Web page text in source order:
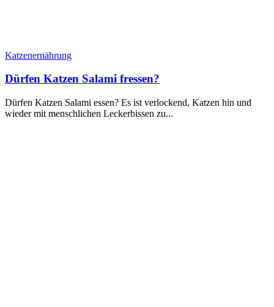
Katzenernährung
Dürfen Katzen Salami fressen?
Dürfen Katzen Salami essen? Es ist verlockend, Katzen hin und
wieder mit menschlichen Leckerbissen zu...